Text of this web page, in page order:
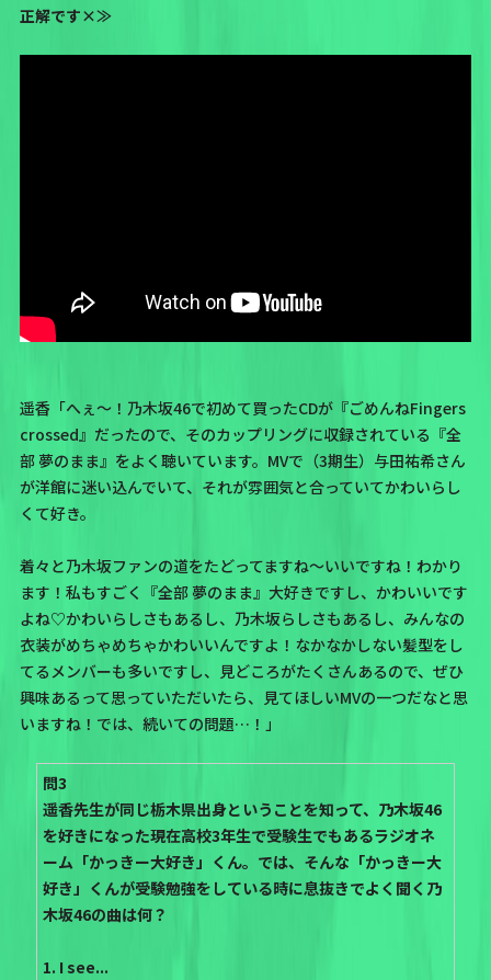
正解です×≫
遥香「へぇ〜！乃木坂46で初めて買ったCDが『ごめんねFingers
crossed』だったので、そのカップリングに収録されている『全
部 夢のまま』をよく聴いています。MVで（3期生） 与田祐希さん
が洋館に迷い込んでいて、それが雰囲気と合っていてかわいらし
くて好き。
着々と乃木坂ファンの道をたどってますね〜いいですね！わかり
ます！私もすごく『全部 夢のまま』大好きですし、かわいいです
よね♡かわいらしさもあるし、乃木坂らしさもあるし、みんなの
衣装がめちゃめちゃかわいいんですよ！なかなかしない髪型をし
てるメンバーも多いですし、見どころがたくさんあるので、ぜひ
興味あるって思っていただいたら、見てほしいMVの一つだなと思
いますね！では、続いての問題…！」
問3
遥香先生が同じ栃木県出身ということを知って、乃木坂46
を好きになった現在高校3年生で受験生でもあるラジオネ
ーム「かっきー大好き」くん。では、そんな「かっきー大
好き」くんが受験勉強をしている時に息抜きでよく聞く乃
木坂46の曲は何？
1. I see...